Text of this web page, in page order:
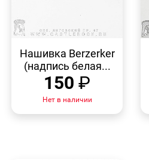
ПРОСМОТР
Нашивка Berzerker
(надпись белая...
150 ₽
Нет в наличии